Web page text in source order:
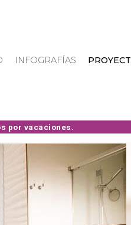
INFOGRAFÍAS